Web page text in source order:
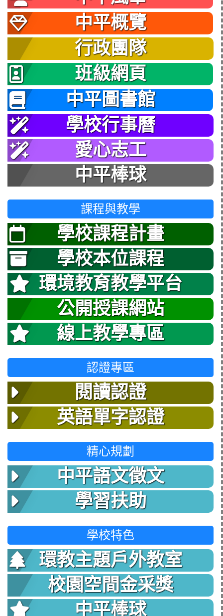
中平概覽
行政團隊
班級網頁
中平圖書館
學校行事曆
愛心志工
中平棒球
課程與教學
學校課程計畫
學校本位課程
環境教育教學平台
公開授課網站
線上教學專區
認證專區
閱讀認證
英語單字認證
精心規劃
中平語文徵文
學習扶助
學校特色
環教主題戶外教室
校園空間金采獎
中平棒球